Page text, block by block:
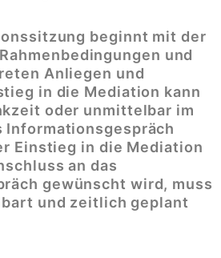
beginnt mit der
und
Anliegen und
in die Mediation kann
oder unmittelbar im
Informationsgespräch
Einstieg in die Mediation
an das
gewünscht wird, muss
und zeitlich geplant